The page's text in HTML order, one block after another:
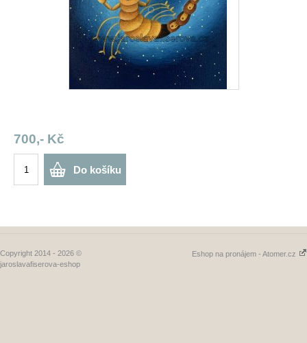
700,- Kč
Do košíku
Copyright 2014 - 2026 ©
jaroslavafiserova-eshop
Eshop na pronájem - Atomer.cz